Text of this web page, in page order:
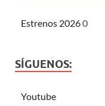
Estrenos 20260
SÍGUENOS:
Youtube